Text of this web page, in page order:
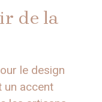
de la
le design
un accent